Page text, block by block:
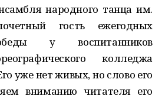
народного танца им.
гость ежегодных
у воспитанников
колледжа
уже нет живых, но слово его
вниманию читателя его